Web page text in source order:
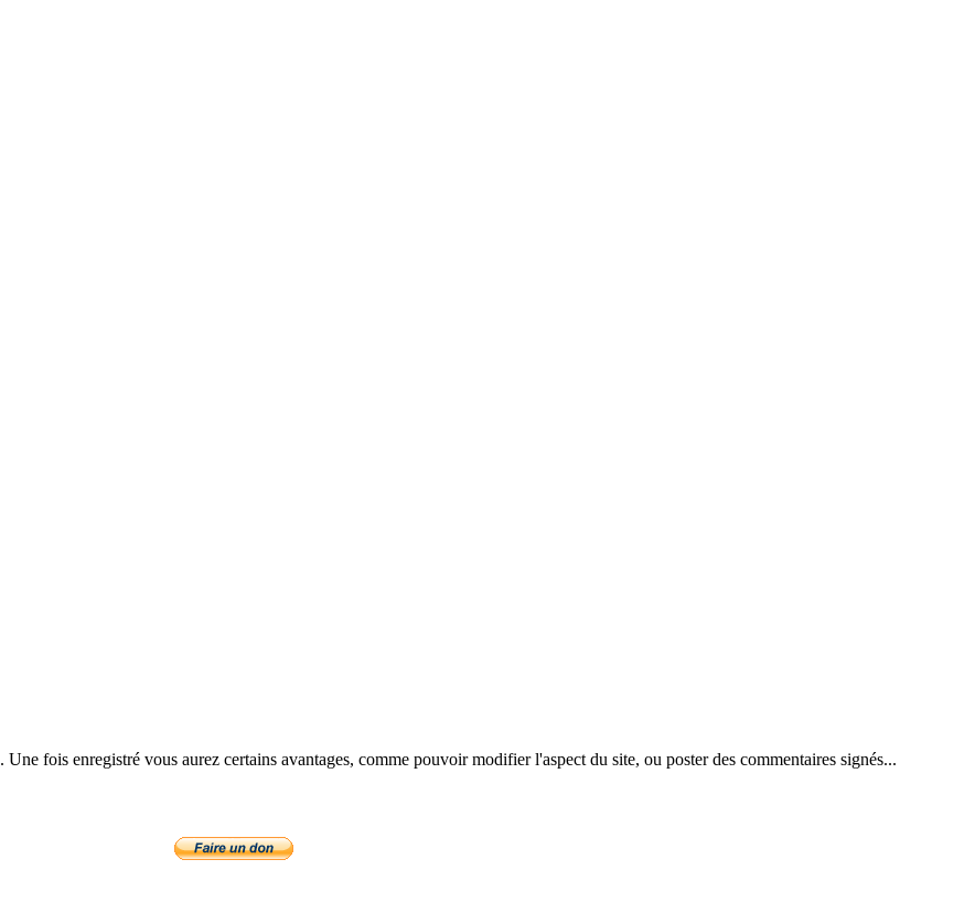
. Une fois enregistré vous aurez certains avantages, comme pouvoir modifier l'aspect du site, ou poster des commentaires signés...